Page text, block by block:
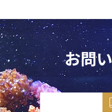
お問